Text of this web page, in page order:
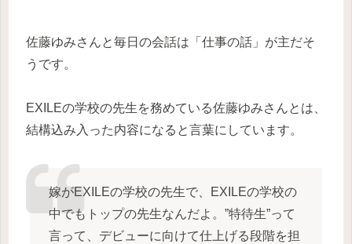
佐藤ゆみさんと毎日の会話は「仕事の話」が主だそ
うです。
EXILEの学校の先生を務めている佐藤ゆみさんとは、
結構込み入った内容になると言葉にしています。
嫁がEXILEの学校の先生で、EXILEの学校の
中でもトップの先生なんだよ。”特待生”って
言って、デビューに向けて仕上げる段階を担